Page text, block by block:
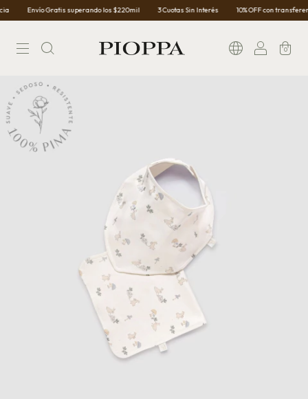
Envío Gratis superando los $220mil 3 Cuotas Sin Interés 10% OFF con
0